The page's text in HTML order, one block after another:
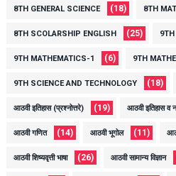
8TH GENERAL SCIENCE (18) 8TH
8TH SCOLARSHIP ENGLISH (25)
9TH MATHEMATICS-1 (6) 9TH
9TH SCIENCE AND TECHNOLOGY (18)
आठवी इतिहास (प्रश्नोत्तरे) (19) आठवी इतिहास व
आठवी गणित (14) आठवी भूगोल (11)
आठवी शिष्यवृत्ती भाषा (26) आठवी सामान्य विज्ञान